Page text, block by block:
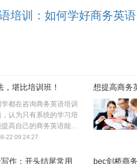
培训：如何学好商务英
堪比培训班！
都在咨询商务英语培训
，认为只有系统的学习培
高自己的商务英语能
不然，小编将推荐一些
让你的商务英语学习变
22 09:24:27
想提高商务
吗？
作：开头结尾常用
bec剑桥商